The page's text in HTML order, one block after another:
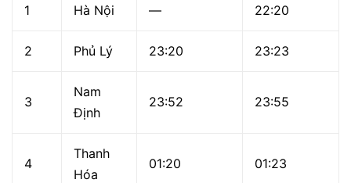
1 Hà Nội — 22:20
2 Phủ Lý 23:20 23:23
3
Nam
Định
23:52 23:55
4
Thanh
Hóa
01:20 01:23